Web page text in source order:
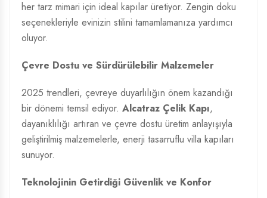
her tarz mimari için ideal kapılar üretiyor. Zengin doku
seçenekleriyle evinizin stilini tamamlamanıza yardımcı
oluyor.
Çevre Dostu ve Sürdürülebilir Malzemeler
2025 trendleri, çevreye duyarlılığın önem kazandığı
bir dönemi temsil ediyor. Alcatraz Çelik Kapı,
dayanıklılığı artıran ve çevre dostu üretim anlayışıyla
geliştirilmiş malzemelerle, enerji tasarruflu villa kapıları
sunuyor.
Teknolojinin Getirdiği Güvenlik ve Konfor